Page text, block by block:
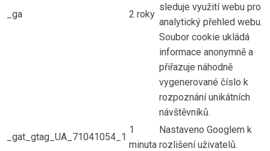
_ga 2 roky
sleduje využití webu pro
analytický přehled webu.
Soubor cookie ukládá
informace anonymně a
přiřazuje náhodně
vygenerované číslo k
rozpoznání unikátních
návštěvníků.
_gat_gtag_UA_71041054_1
1
minuta
Nastaveno Googlem k
rozlišení uživatelů.